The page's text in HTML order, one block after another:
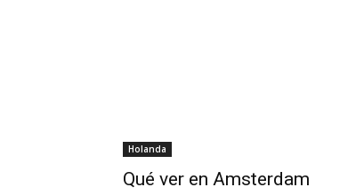
Holanda
Qué ver en Amsterdam